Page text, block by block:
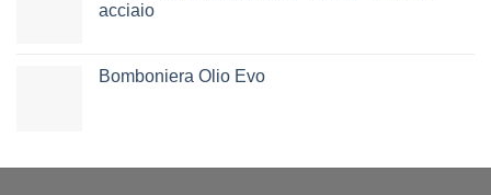
acciaio
Bomboniera Olio Evo